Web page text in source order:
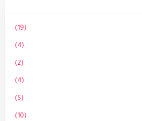
(19)
(4)
(2)
(4)
(5)
(10)